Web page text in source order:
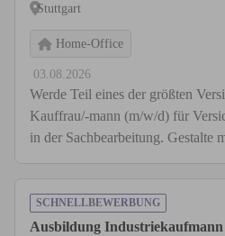
Stuttgart
Home-Office
03.08.2026
Werde Teil eines der größten
Kauffrau/-mann (m/w/d) für
in der Sachbearbeitung. Gestalte
SCHNELLBEWERBUNG
Ausbildung Industriekaufmann